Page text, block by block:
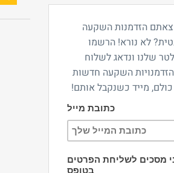
הזדמנות השקעה
לא נורא! הרשמו
שלנו ונדאג לשלוח
השקעה חדשות
כולם, מייד כשנקבל אותם!
כתובת מייל
מסכים לשליחת הפרטים
בטופס